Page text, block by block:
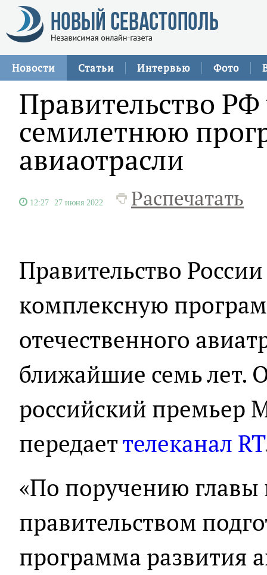
Новости Статьи Интервью Фото
Правительство
семилетнюю
авиаотрасли
12:27 27 июня 2022 Распечатать
Правительство
комплексную
отечественного
ближайшие семь лет.
российский премьер
передаеттелеканал RT
«По поручению главы
правительством
программа развития